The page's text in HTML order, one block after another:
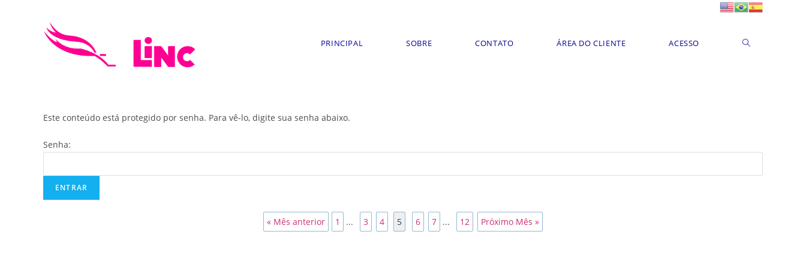
PRINCIPAL SOBRE CONTATO ÁREA DO CLIENTE ACESSO
Este conteúdo está protegido por senha. Para vê-lo, digite sua senha abaixo.
Senha:
« Mês anterior 1 ... 3 4 5 6 7 ... 12 Próximo Mês »